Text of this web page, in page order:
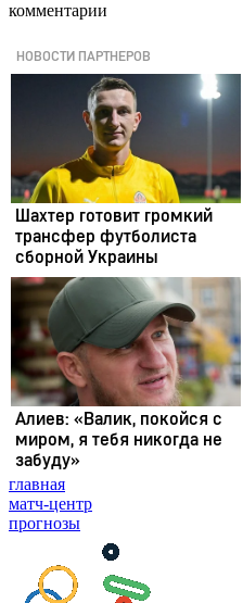
комментарии
главная
матч-центр
прогнозы